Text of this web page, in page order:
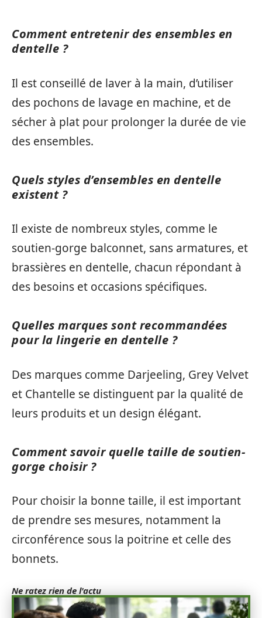
Comment entretenir des ensembles en
dentelle ?
Il est conseillé de laver à la main, d’utiliser
des pochons de lavage en machine, et de
sécher à plat pour prolonger la durée de vie
des ensembles.
Quels styles d’ensembles en dentelle
existent ?
Il existe de nombreux styles, comme le
soutien-gorge balconnet, sans armatures, et
brassières en dentelle, chacun répondant à
des besoins et occasions spécifiques.
Quelles marques sont recommandées
pour la lingerie en dentelle ?
Des marques comme Darjeeling, Grey Velvet
et Chantelle se distinguent par la qualité de
leurs produits et un design élégant.
Comment savoir quelle taille de soutien-
gorge choisir ?
Pour choisir la bonne taille, il est important
de prendre ses mesures, notamment la
circonférence sous la poitrine et celle des
bonnets.
Ne ratez rien de l'actu